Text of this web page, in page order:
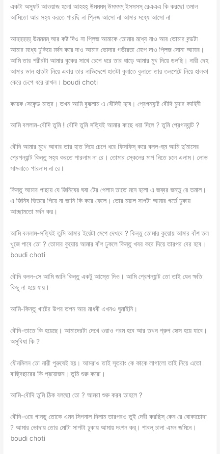
একটা অস্ফুট আওয়াজ হলো আহহহ্ উমমমম্ উমমমম্ ইসসসস্ রেএএএ কি করছো তমাল
আমিতো আর সহ্য করতে পারছি না প্লিজ আসো না আমার মধ্যে আসো না
আহহহহহ্ উমমমম্ আর কষ্ট দিও না প্লিজ আমাকে তোমার মধ্যে নাও আর তোমার দন্ডটা
আমার মধ্যে ঢুকিয়ে মর্দন করে দাও আমার ভোদার গভীরতা মেপে দাও প্লিজ সোনা আমার।
আমি তার শরীরটা আমার বুকের সাথে চেপে ধরে তার ঘাড়ে আমার মুখ দিয়ে ডলছি। নারী দেহ
আমার ডান হাতটা নিয়ে এবার তার নাভিদেশে হাতটা বুলাতে বুলাতে তার তলপেটে নিয়ে হালকা
কেরে চেপে ধরে রাখল। boudi choti
কয়েক সেকেন্ড মাত্র। তখন আমি বুঝলাম এ বৌদিই হবে। প্রেগন্যান্ট বৌদি চুদার কাহিনী
আমি বললাম-বৌদি তুমি ! বৌদি তুমি সত্যিই আমার কাছে ধরা দিলে ? তুমি প্রেগন্যান্ট ?
বৌদি আমার মুখে আবার তার হাত দিয়ে চেপে ধরে ফিসফিস্ করে বলল-হুম আমি দু’মাসের
প্রেগন্যান্ট কিন্তু সহ্য করতে পারলাম না রে। তোমার স্কেলের মাপ নিতে চলে এলাম। লোভ
সামলাতে পারলাম না রে।
কিন্তু আমার পাছায় যে জিনিষের ঘষা টের পেলাম তাতে মনে হলো এ জব্বর জন্তু রে তমাল।
এ জিনিষ ভিতরে গিয়ে না জানি কি করে ফেলে। তোর ময়াল সাপটা আমার গর্তে ঢুকায়
আচ্ছামতো মর্দন কর।
আমি বললাম-সত্যিই তুমি আমার ইয়েটা মেপে দেখবে ? কিন্তু তোমার কুয়োয় আমার বাঁশ তল
খুজে পাবে তো ? তোমার কুয়োয় আমার বাঁশ ঢুকলে কিন্তু খবর করে দিয়ে তারপর বের হবে।
boudi choti
বৌদি বলল-সে আমি জানি কিন্তু একটু আস্তে দিও। আমি প্রেগন্যান্ট তো তাই যেন ক্ষতি
কিছু না হয়ে যায়।
আমি-কিন্তু খাটের উপর তপন আর মাধবী এখনও ঘুমাইনি।
বৌদি-তাতে কি হয়েছে। আমাদেরটা দেখে ওরাও গরম হবে আর তখন গ্রুপ সেক্স হয়ে যাবে।
অসুবিধা কি ?
যৌনমিলন তো নারী পুরুষেই হয়। আমরাও তাই সূতরাং কে কাকে লাগালো তাই নিয়ে এতো
বাছ্বিছারের কি প্রয়োজন। তুমি শুরু করো।
আমি-বৌদি তুমি ঠিক বলছো তো ? আমরা শুরু করব তাহলে ?
বৌদি-ওরে গানডু তোকে এমন সিগনাল দিলাম তারপরও তুই দেরী করছিস্ কেন রে বোকাচোদা
? আমার ভোদায় তোর মোটা সাপটা ঢুকায় আমায় দংশন কর্। শাবল্ চালা এমন জমিনে।
boudi choti